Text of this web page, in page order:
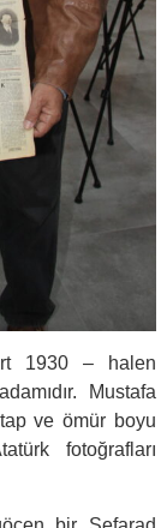
1930 – halen
Mustafa
ve ömür boyu
fotoğrafları